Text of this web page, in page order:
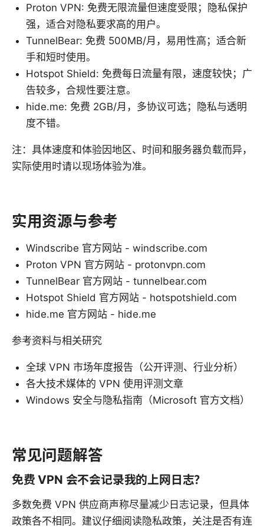
Proton VPN: 免费无限流量但速度受限；隐私保护
强，适合对隐私要求高的用户。
TunnelBear: 免费 500MB/月，易用性高；适合新
手和短时使用。
Hotspot Shield: 免费每日流量有限，速度较快；广
告较多，合规性要注意。
hide.me: 免费 2GB/月，多协议可选；隐私与透明
度不错。
注：具体速度和体验因地区、时间和服务器负载而异，
实际使用时请以现场体验为准。
实用资源与参考
Windscribe 官方网站 - windscribe.com
Proton VPN 官方网站 - protonvpn.com
TunnelBear 官方网站 - tunnelbear.com
Hotspot Shield 官方网站 - hotspotshield.com
hide.me 官方网站 - hide.me
参考资料与相关研究
全球 VPN 市场年度报告（公开评测、行业分析）
各大技术媒体的 VPN 使用评测文章
Windows 安全与隐私指南（Microsoft 官方文档）
常见问题解答
免费 VPN 会不会记录我的上网日志？
多数免费 VPN 供应商声称尽量减少日志记录，但具体
政策各不相同。建议仔细阅读隐私政策，关注是否有连